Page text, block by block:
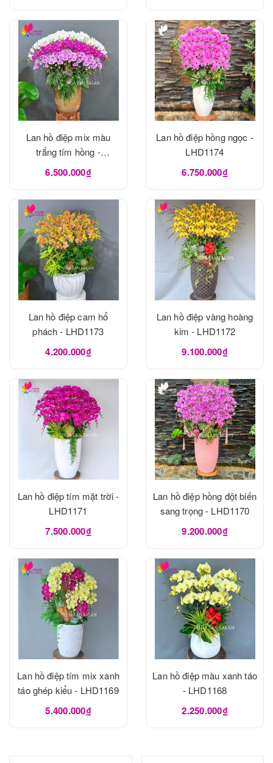
Lan hồ điệp mix màu
trắng tím hồng -
LHD1175
6.500.000₫
Lan hồ điệp hồng ngọc -
LHD1174
6.750.000₫
Lan hồ điệp cam hổ
phách - LHD1173
4.200.000₫
Lan hồ điệp vàng hoàng
kim - LHD1172
9.100.000₫
Lan hồ điệp tím mặt trời -
LHD1171
7.500.000₫
Lan hồ điệp hồng đột biến
sang trọng - LHD1170
9.200.000₫
Lan hồ điệp tím mix xanh
táo ghép kiểu - LHD1169
5.400.000₫
Lan hồ điệp màu xanh táo
- LHD1168
2.250.000₫